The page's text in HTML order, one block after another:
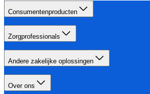
Consumentenproducten
Zorgprofessionals
Andere zakelijke oplossingen
Over ons